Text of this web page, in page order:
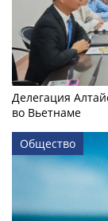
Делегация
во Вьетнаме
Общество